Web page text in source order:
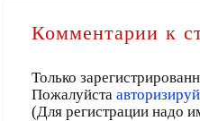
Комментарии к
Только
Пожалуйста
(Для регистрации надо